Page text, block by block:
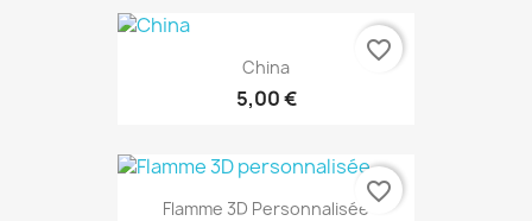
China
5,00 €
favorite_border
Flamme 3D Personnalisée
favorite_border